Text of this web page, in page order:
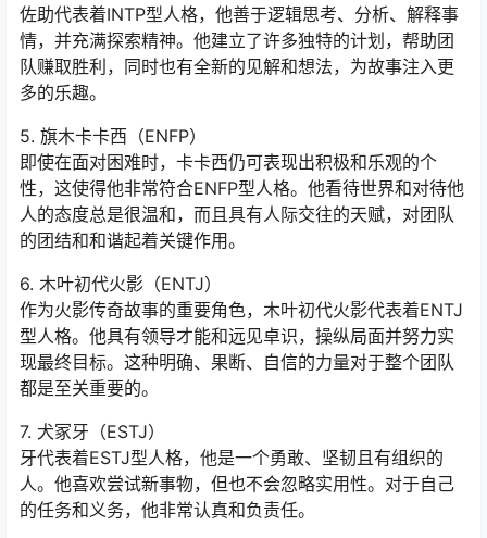
佐助代表着INTP型人格，他善于逻辑思考、分析、解释事
情，并充满探索精神。他建立了许多独特的计划，帮助团
队赚取胜利，同时也有全新的见解和想法，为故事注入更
多的乐趣。
5. 旗木卡卡西（ENFP）
即使在面对困难时，卡卡西仍可表现出积极和乐观的个
性，这使得他非常符合ENFP型人格。他看待世界和对待他
人的态度总是很温和，而且具有人际交往的天赋，对团队
的团结和和谐起着关键作用。
6. 木叶初代火影（ENTJ）
作为火影传奇故事的重要角色，木叶初代火影代表着ENTJ
型人格。他具有领导才能和远见卓识，操纵局面并努力实
现最终目标。这种明确、果断、自信的力量对于整个团队
都是至关重要的。
7. 犬冢牙（ESTJ）
牙代表着ESTJ型人格，他是一个勇敢、坚韧且有组织的
人。他喜欢尝试新事物，但也不会忽略实用性。对于自己
的任务和义务，他非常认真和负责任。